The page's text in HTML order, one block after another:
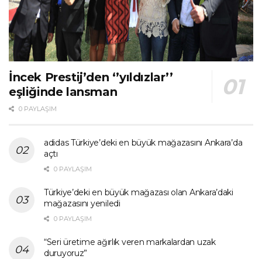
İncek Prestij’den ‘’yıldızlar’’
eşliğinde lansman
0 PAYLAŞIM
adidas Türkiye’deki en büyük mağazasını Ankara’da
açtı
0 PAYLAŞIM
Türkiye’deki en büyük mağazası olan Ankara’daki
mağazasını yeniledi
0 PAYLAŞIM
“Seri üretime ağırlık veren markalardan uzak
duruyoruz”